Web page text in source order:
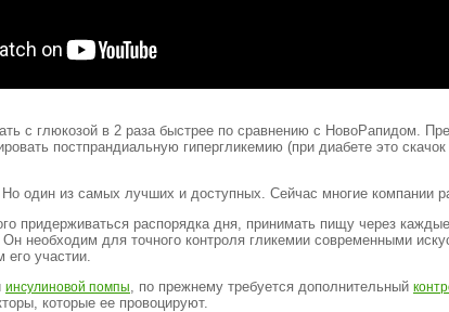
с глюкозой в 2 раза быстрее по сравнению с НовоРапидом.
постпрандиальную гипергликемию (при диабете это
Но один из самых лучших и доступных. Сейчас многие
придерживаться распорядка дня, принимать пищу через
необходим для точного контроля гликемии современными
участии.
инсулиновой помпы , по прежнему требуется дополнительный
которые ее провоцируют.